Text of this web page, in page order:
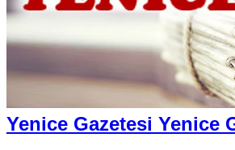
Yenice Gazetesi Yenice